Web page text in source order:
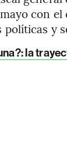
con
y
la